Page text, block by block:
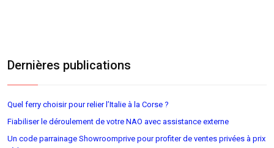
Dernières publications
Quel ferry choisir pour relier l’Italie à la Corse ?
Fiabiliser le déroulement de votre NAO avec assistance externe
Un code parrainage Showroomprive pour profiter de ventes privées à prix